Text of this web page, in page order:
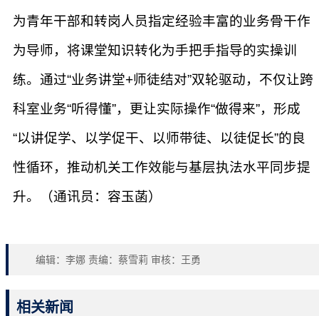
为青年干部和转岗人员指定经验丰富的业务骨干作
为导师，将课堂知识转化为手把手指导的实操训
练。通过“业务讲堂+师徒结对”双轮驱动，不仅让跨
科室业务“听得懂”，更让实际操作“做得来”，形成
“以讲促学、以学促干、以师带徒、以徒促长”的良
性循环，推动机关工作效能与基层执法水平同步提
升。（通讯员：容玉菡）
编辑：李娜 责编：蔡雪莉 审核：王勇
相关新闻